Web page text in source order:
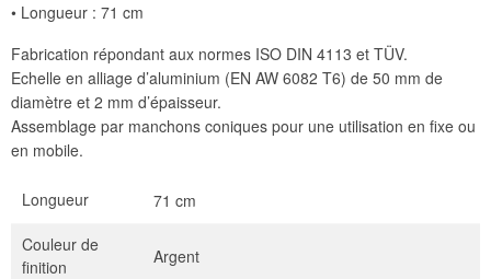
• Longueur : 71 cm
Fabrication répondant aux normes ISO DIN 4113 et TÜV.
Echelle en alliage d’aluminium (EN AW 6082 T6) de 50 mm de
diamètre et 2 mm d’épaisseur.
Assemblage par manchons coniques pour une utilisation en fixe ou
en mobile.
Longueur
71 cm
Couleur de
finition
Argent